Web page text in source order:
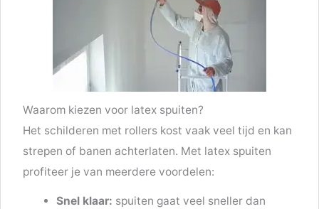
Waarom kiezen voor latex spuiten?
Het schilderen met rollers kost vaak veel tijd en kan
strepen of banen achterlaten. Met latex spuiten
profiteer je van meerdere voordelen:
Snel klaar: spuiten gaat veel sneller dan